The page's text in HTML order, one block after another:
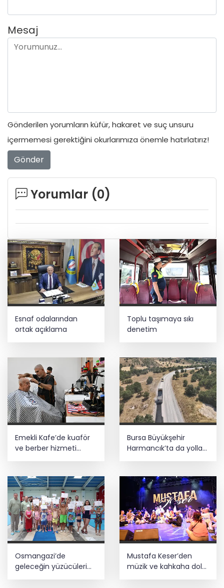
Mesaj
Gönderilen yorumların küfür, hakaret ve suç unsuru
içermemesi gerektiğini okurlarımıza önemle hatırlatırız!
Gönder
Yorumlar (0)
Esnaf odalarından
ortak açıklama
Toplu taşımaya sıkı
denetim
Emekli Kafe’de kuaför
ve berber hizmeti
Bursa Büyükşehir
Harmancık’ta da yolları
Osmangazi’de
geleceğin yüzücüleri
Mustafa Keser’den
müzik ve kahkaha dolu